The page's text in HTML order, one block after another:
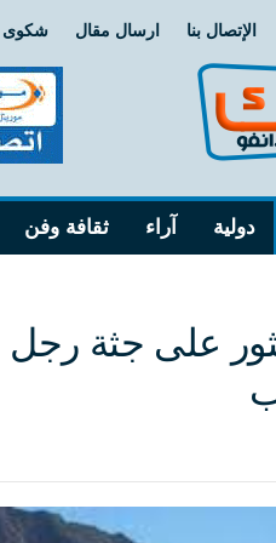
الإتصال بنا ارسال مقال شكوى
دولية آراء ثقافة وفن
على جثة